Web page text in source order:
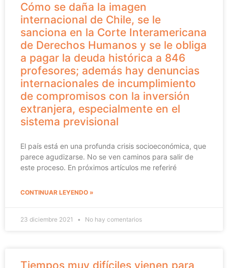
Cómo se daña la imagen
internacional de Chile, se le
sanciona en la Corte Interamericana
de Derechos Humanos y se le obliga
a pagar la deuda histórica a 846
profesores; además hay denuncias
internacionales de incumplimiento
de compromisos con la inversión
extranjera, especialmente en el
sistema previsional
El país está en una profunda crisis socioeconómica, que
parece agudizarse. No se ven caminos para salir de
este proceso. En próximos artículos me referiré
CONTINUAR LEYENDO »
23 diciembre 2021 No hay comentarios
Tiempos muy difíciles vienen para